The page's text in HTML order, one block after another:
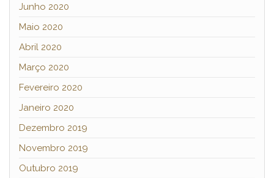
Junho 2020
Maio 2020
Abril 2020
Março 2020
Fevereiro 2020
Janeiro 2020
Dezembro 2019
Novembro 2019
Outubro 2019